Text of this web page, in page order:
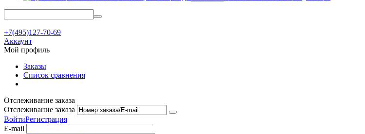
+7(495)127-70-69
Аккаунт
Мой профиль
Заказы
Список сравнения
Отслеживание заказа
Отслеживание заказа
ВойтиРегистрация
E-mail